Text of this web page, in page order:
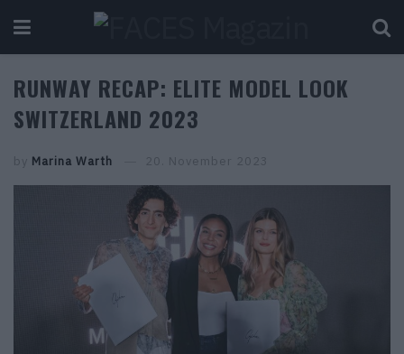
RUNWAY RECAP: ELITE MODEL LOOK
SWITZERLAND 2023
by Marina Warth 20. November 2023